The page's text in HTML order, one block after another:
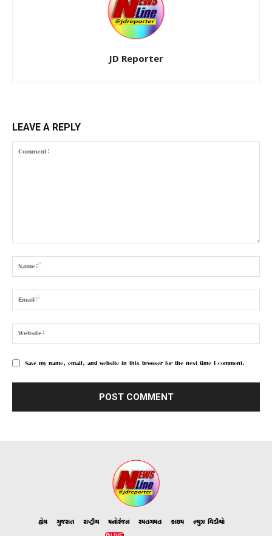
JD Reporter
LEAVE A REPLY
Save my name, email, and website in this browser for the next time I comment.
હોમ ગુજરાત રાષ્ટ્રીય મનોરંજન રમતગમત ક્રાઇમ ન્યુઝ વિડીયો